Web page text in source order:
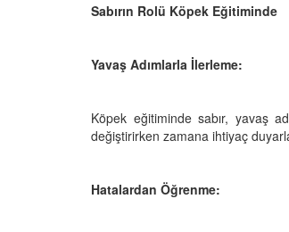
Sabırın Rolü Köpek Eğitiminde
Yavaş Adımlarla İlerleme:
Köpek eğitiminde sabır, yavaş
değiştirirken zamana ihtiyaç
Hatalardan Öğrenme: